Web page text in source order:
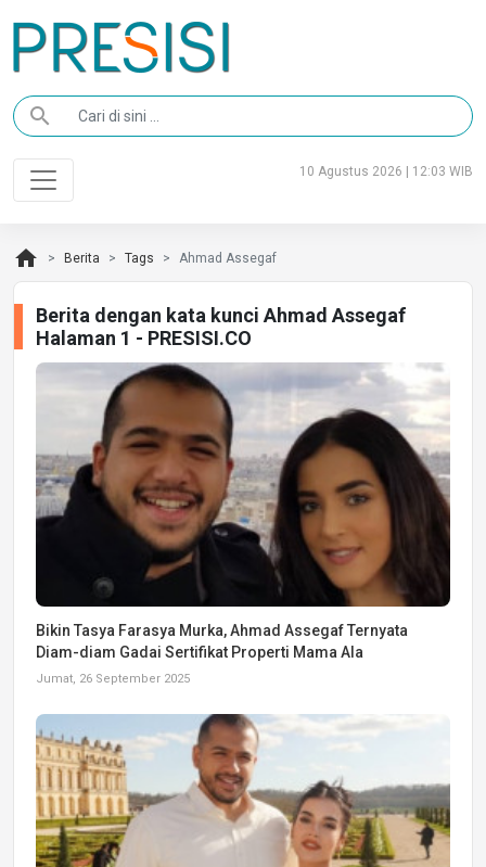
search
10 Agustus 2026 | 12:03 WIB
home Berita Tags Ahmad Assegaf
Berita dengan kata kunci Ahmad Assegaf
Halaman 1 - PRESISI.CO
Bikin Tasya Farasya Murka, Ahmad Assegaf Ternyata
Diam-diam Gadai Sertifikat Properti Mama Ala
Jumat, 26 September 2025